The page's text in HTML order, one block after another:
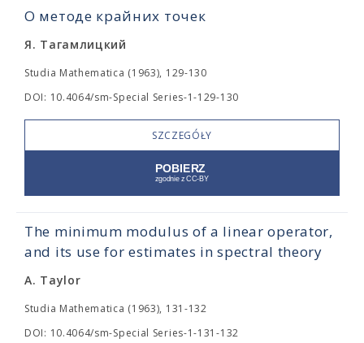
О методе крайних точек
Я. Тагамлицкий
Studia Mathematica (1963), 129-130
DOI: 10.4064/sm-Special Series-1-129-130
SZCZEGÓŁY
The minimum modulus of a linear operator,
and its use for estimates in spectral theory
A. Taylor
Studia Mathematica (1963), 131-132
DOI: 10.4064/sm-Special Series-1-131-132